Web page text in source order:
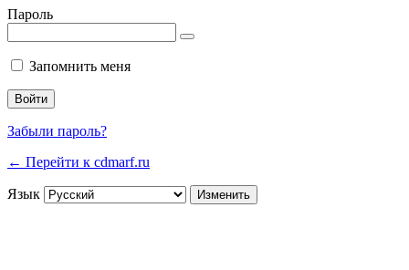
Пароль
Запомнить меня
Забыли пароль?
← Перейти к cdmarf.ru
Язык